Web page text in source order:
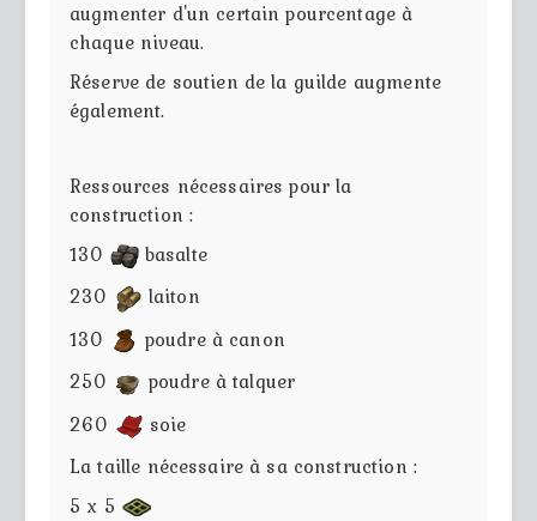
augmenter d'un certain pourcentage à
chaque niveau.
Réserve de soutien de la guilde augmente
également.
Ressources nécessaires pour la
construction :
130
basalte
230
laiton
130
poudre à canon
250
poudre à talquer
260
soie
La taille nécessaire à sa construction :
5 x 5